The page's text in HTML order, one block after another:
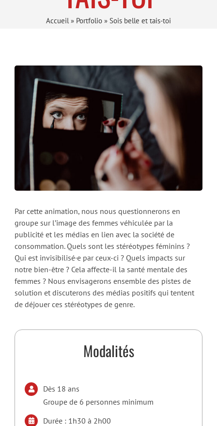
Accueil » Portfolio » Sois belle et tais-toi
Par cette animation, nous nous questionnerons en
groupe sur l’image des femmes véhiculée par la
publicité et les médias en lien avec la société de
consommation. Quels sont les stéréotypes féminins ?
Qui est invisibilisé·e par ceux-ci ? Quels impacts sur
notre bien-être ? Cela affecte-il la santé mentale des
femmes ? Nous envisagerons ensemble des pistes de
solution et discuterons des médias positifs qui tentent
de déjouer ces stéréotypes de genre.
Modalités
Dès 18 ans
Groupe de 6 personnes minimum
Durée : 1h30 à 2h00